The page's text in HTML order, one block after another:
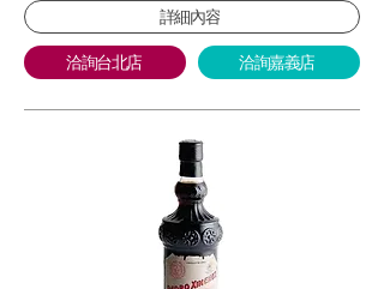
詳細內容
洽詢台北店 洽詢嘉義店